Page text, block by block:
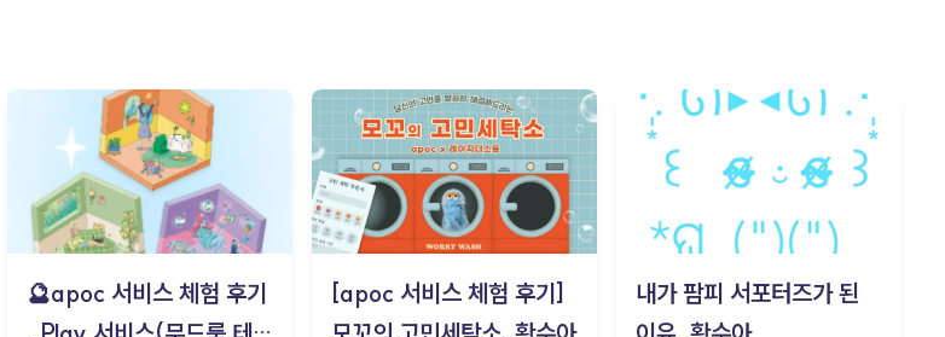
🔮apoc 서비스 체험 후기
[apoc 서비스 체험 후기]
내가 팜피 서포터즈가 된